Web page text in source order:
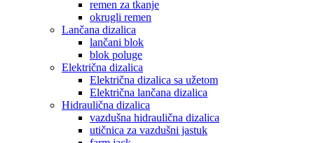
remen za tkanje
okrugli remen
Lančana dizalica
lančani blok
blok poluge
Električna dizalica
Električna dizalica sa užetom
Električna lančana dizalica
Hidraulična dizalica
vazdušna hidraulična dizalica
utičnica za vazdušni jastuk